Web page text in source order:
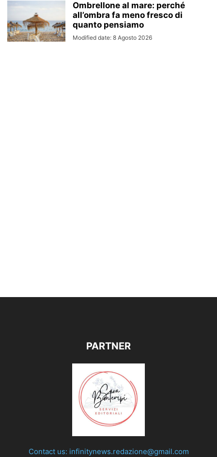
Ombrellone al mare: perché
all’ombra fa meno fresco di
quanto pensiamo
Modified date: 8 Agosto 2026
PARTNER
Contact us: infinitynews.redazione@gmail.com